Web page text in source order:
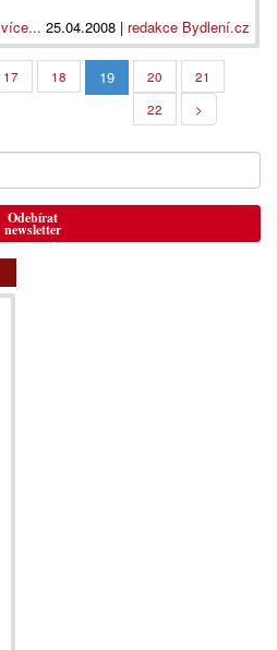
více... 25.04.2008 | redakce Bydlení.cz
17 18 19 20
21
22
>
Odebírat
newsletter